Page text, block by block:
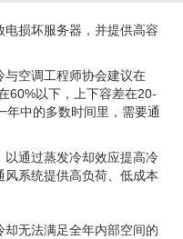
损坏服务器，并提供高容
与空调工程师协会建议在
60%以下，上下容差在20-
年中的多数时间里，需要通
通过蒸发冷却效应提高冷
系统提供高负荷、低成本
无法满足全年内部空间的